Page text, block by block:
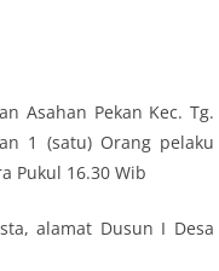
Asahan Pekan Kec. Tg.
1 (satu) Orang pelaku
Pukul 16.30 Wib
alamat Dusun I Desa